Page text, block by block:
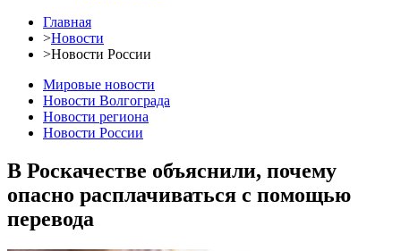
Главная
>Новости
>Новости России
Мировые новости
Новости Волгограда
Новости региона
Новости России
В Роскачестве объяснили, почему
опасно расплачиваться с помощью
перевода